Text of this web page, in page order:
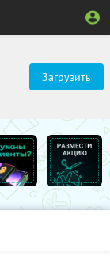
Загрузить